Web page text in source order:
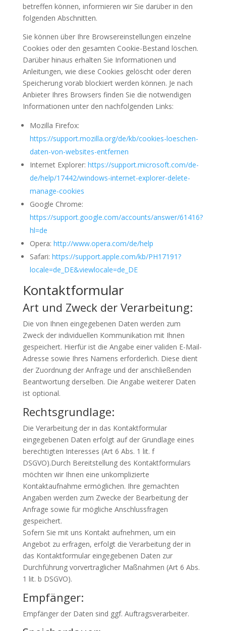
betreffen können, informieren wir Sie darüber in den
folgenden Abschnitten.
Sie können über Ihre Browsereinstellungen einzelne
Cookies oder den gesamten Cookie-Bestand löschen.
Darüber hinaus erhalten Sie Informationen und
Anleitungen, wie diese Cookies gelöscht oder deren
Speicherung vorab blockiert werden können. Je nach
Anbieter Ihres Browsers finden Sie die notwendigen
Informationen unter den nachfolgenden Links:
Mozilla Firefox:
https://support.mozilla.org/de/kb/cookies-loeschen-
daten-von-websites-entfernen
Internet Explorer: https://support.microsoft.com/de-
de/help/17442/windows-internet-explorer-delete-
manage-cookies
Google Chrome:
https://support.google.com/accounts/answer/61416?
hl=de
Opera: http://www.opera.com/de/help
Safari: https://support.apple.com/kb/PH17191?
locale=de_DE&viewlocale=de_DE
Kontaktformular
Art und Zweck der Verarbeitung:
Die von Ihnen eingegebenen Daten werden zum
Zweck der individuellen Kommunikation mit Ihnen
gespeichert. Hierfür ist die Angabe einer validen E-Mail-
Adresse sowie Ihres Namens erforderlich. Diese dient
der Zuordnung der Anfrage und der anschließenden
Beantwortung derselben. Die Angabe weiterer Daten
ist optional.
Rechtsgrundlage:
Die Verarbeitung der in das Kontaktformular
eingegebenen Daten erfolgt auf der Grundlage eines
berechtigten Interesses (Art 6 Abs. 1 lit. f
DSGVO).Durch Bereitstellung des Kontaktformulars
möchten wir Ihnen eine unkomplizierte
Kontaktaufnahme ermöglichen. Ihre gemachten
Angaben werden zum Zwecke der Bearbeitung der
Anfrage sowie für mögliche Anschlussfragen
gespeichert.
Sofern Sie mit uns Kontakt aufnehmen, um ein
Angebot zu erfragen, erfolgt die Verarbeitung der in
das Kontaktformular eingegebenen Daten zur
Durchführung vorvertraglicher Maßnahmen (Art 6 Abs.
1 lit. b DSGVO).
Empfänger:
Empfänger der Daten sind ggf. Auftragsverarbeiter.